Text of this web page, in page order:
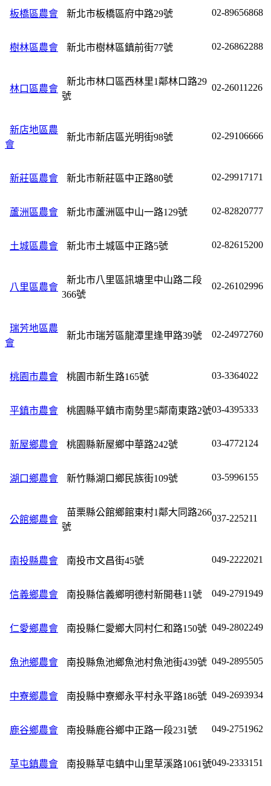
板橋區農會 新北市板橋區府中路29號 02-89656868
樹林區農會 新北市樹林區鎮前街77號 02-26862288
林口區農會
新北市林口區西林里1鄰林口路29
號
02-26011226
新店地區農
會
新北市新店區光明街98號 02-29106666
新莊區農會 新北市新莊區中正路80號 02-29917171
蘆洲區農會 新北市蘆洲區中山一路129號 02-82820777
土城區農會 新北市土城區中正路5號 02-82615200
八里區農會
新北市八里區訊塘里中山路二段
366號
02-26102996
瑞芳地區農
會
新北市瑞芳區龍潭里逢甲路39號 02-24972760
桃園市農會 桃園市新生路165號 03-3364022
平鎮市農會 桃園縣平鎮市南勢里5鄰南東路2號03-4395333
新屋鄉農會 桃園縣新屋鄉中華路242號 03-4772124
湖口鄉農會 新竹縣湖口鄉民族街109號 03-5996155
公館鄉農會
苗栗縣公館鄉館東村1鄰大同路266
號
037-225211
南投縣農會 南投市文昌街45號 049-2222021
信義鄉農會 南投縣信義鄉明德村新開巷11號 049-2791949
仁愛鄉農會 南投縣仁愛鄉大同村仁和路150號 049-2802249
魚池鄉農會 南投縣魚池鄉魚池村魚池街439號 049-2895505
中寮鄉農會 南投縣中寮鄉永平村永平路186號 049-2693934
鹿谷鄉農會 南投縣鹿谷鄉中正路一段231號 049-2751962
草屯鎮農會 南投縣草屯鎮中山里草溪路1061號049-2333151